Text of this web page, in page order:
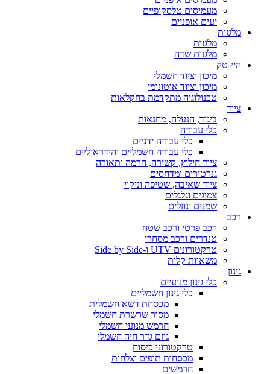
מעמיסים טלסקופיים
יעים אופניים
מלגזות
מלגזות
מלגזות שדה
היי-טק
מיכון וציוד חשמלי
מיכון וציוד אוטונומי
טכנולוגיה מתקדמת בחקלאות
ציוד
ביגוד, הנעלה, מחנאות
כלי עבודה
כלי עבודה ידניים
כלי עבודה חשמליים והידראוליים
ציוד חילוץ, קשירה, הרמה ותאורה
גנרטורים ומדחסים
ציוד שאיבה, שטיפה וניקוי
צמיגים וגלגלים
שמנים ונוזלים
רכב
רכב פרטי ורכב שטח
טנדרים ורכב מסחרי
טרקטורונים UTV ו-Side by Side
משאיות קלות
גינון
כלי גינון מנועיים
כלי גינון חשמליים
מכסחת דשא חשמלית
מסור שרשרת חשמלי
חרמש מנועי חשמלי
גוזם גדר חיה חשמלי
טרקטורוני כיסוח
מכסחות תופים וצלחות
חרמשים